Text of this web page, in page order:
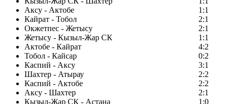
Аксу - Актобе
1:1
Кайрат - Тобол
2:1
Окжетпес - Жетысу
2:1
Жетысу - Кызыл-Жар СК
1:1
Актобе - Кайрат
4:2
Тобол - Кайсар
0:2
Каспий - Аксу
3:1
Шахтер - Атырау
2:2
Каспий - Актобе
2:2
Аксу - Шахтер
2:1
Кызыл-Жар СК - Астана
1:0